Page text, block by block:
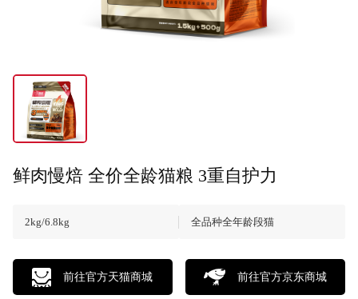
鲜肉慢焙 全价全龄猫粮 3重自护力
2kg/6.8kg 全品种全年龄段猫
前往官方天猫商城 前往官方京东商城